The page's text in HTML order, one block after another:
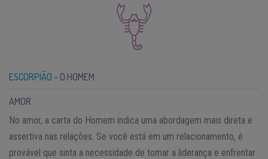
ESCORPIÃO – O HOMEM
AMOR
No amor, a carta do Homem indica uma abordagem mais direta e
assertiva nas relações. Se você está em um relacionamento, é
provável que sinta a necessidade de tomar a liderança e enfrentar